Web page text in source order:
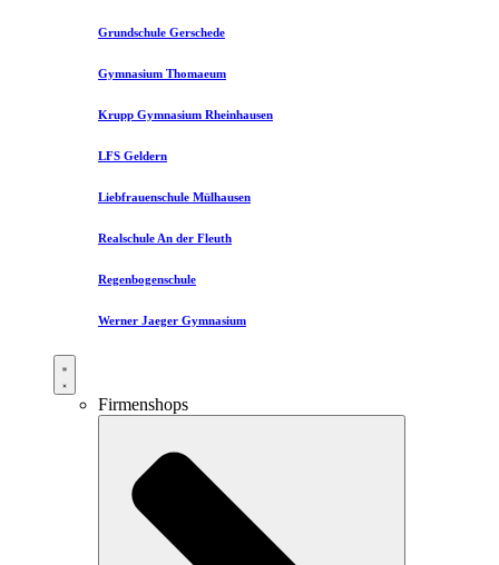
Grundschule Gerschede
Gymnasium Thomaeum
Krupp Gymnasium Rheinhausen
LFS Geldern
Liebfrauenschule Mülhausen​
Realschule An der Fleuth
Regenbogenschule
Werner Jaeger Gymnasium
Firmenshops